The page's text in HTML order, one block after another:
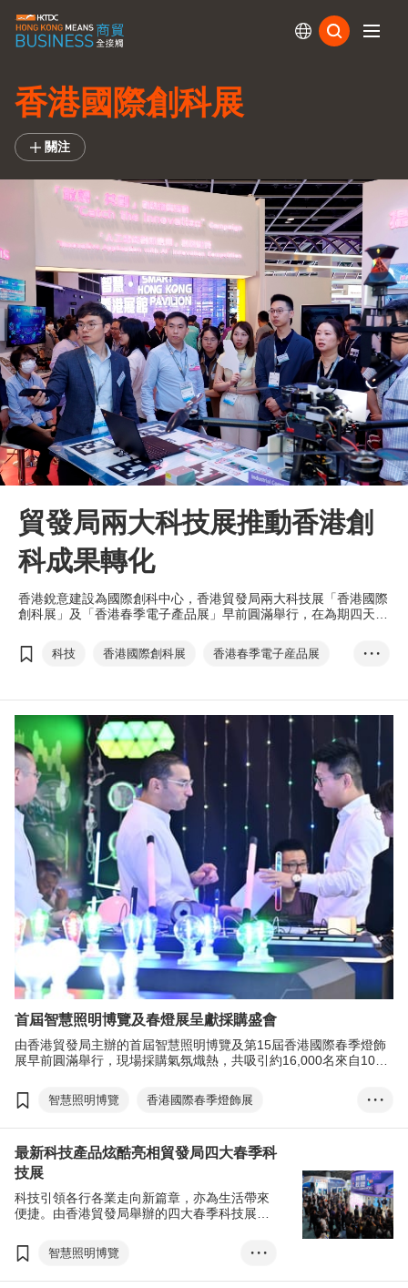
香港國際創科展
關注
貿發局兩大科技展推動香港創
科成果轉化
香港銳意建設為國際創科中心，香港貿發局兩大科技展「香港國際
創科展」及「香港春季電子產品展」早前圓滿舉行，在為期四天的
科技 香港國際創科展
香港春季電子産品展
• • •
首屆智慧照明博覽及春燈展呈獻採購盛會
由香港貿發局主辦的首屆智慧照明博覽及第15屆香港國際春季燈飾
展早前圓滿舉行，現場採購氣氛熾熱，共吸引約16,000名來自107
智慧照明博覽
香港國際春季燈飾展
香港國際創科展
香港春季電子產品展
照明產品
電子產品及電器
• • •
最新科技產品炫酷亮相貿發局四大春季科
技展
科技引領各行各業走向新篇章，亦為生活帶來
便捷。由香港貿發局舉辦的四大春季科技展，
展、香港國際創科展、香港春季電子產品展，
定於4月上旬載譽歸來，呈獻一場科技盛宴。
智慧照明博覽
香港國際春季燈飾展
• • •